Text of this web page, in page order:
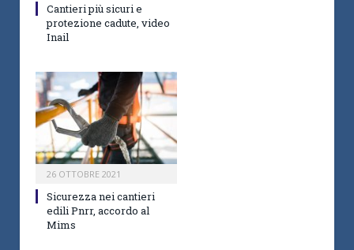
Cantieri più sicuri e
protezione cadute, video
Inail
26 OTTOBRE 2021
Sicurezza nei cantieri
edili Pnrr, accordo al
Mims